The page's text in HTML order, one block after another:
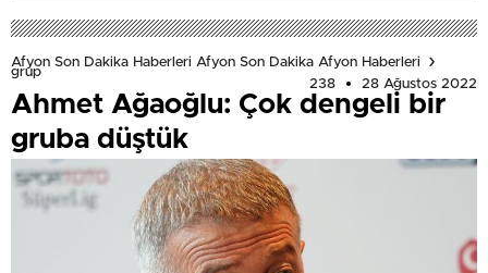
Afyon Son Dakika Haberleri Afyon Son Dakika Afyon Haberleri
grup
238
28 Ağustos 2022
Ahmet Ağaoğlu: Çok dengeli bir
gruba düştük